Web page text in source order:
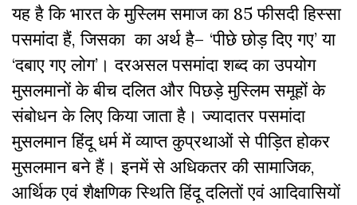
यह है कि भारत के मुस्लिम समाज का 85 फीसदी हिस्सा
पसमांदा हैं, जिसका का अर्थ है– ‘पीछे छोड़ दिए गए’ या
‘दबाए गए लोग’। दरअसल पसमांदा शब्द का उपयोग
मुसलमानों के बीच दलित और पिछड़े मुस्लिम समूहों के
संबोधन के लिए किया जाता है। ज्यादातर पसमांदा
मुसलमान हिंदू धर्म में व्याप्त कुप्रथाओं से पीड़ित होकर
मुसलमान बने हैं। इनमें से अधिकतर की सामाजिक,
आर्थिक एवं शैक्षणिक स्थिति हिंदू दलितों एवं आदिवासियों